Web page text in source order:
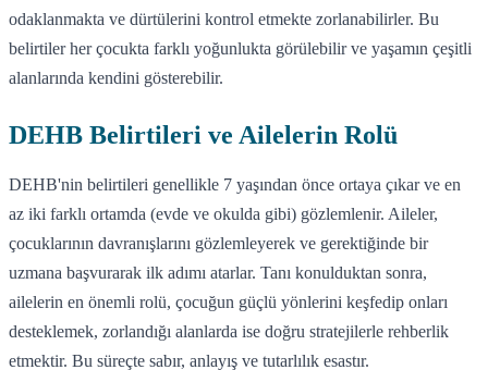
odaklanmakta ve dürtülerini kontrol etmekte zorlanabilirler. Bu
belirtiler her çocukta farklı yoğunlukta görülebilir ve yaşamın çeşitli
alanlarında kendini gösterebilir.
DEHB Belirtileri ve Ailelerin Rolü
DEHB'nin belirtileri genellikle 7 yaşından önce ortaya çıkar ve en
az iki farklı ortamda (evde ve okulda gibi) gözlemlenir. Aileler,
çocuklarının davranışlarını gözlemleyerek ve gerektiğinde bir
uzmana başvurarak ilk adımı atarlar. Tanı konulduktan sonra,
ailelerin en önemli rolü, çocuğun güçlü yönlerini keşfedip onları
desteklemek, zorlandığı alanlarda ise doğru stratejilerle rehberlik
etmektir. Bu süreçte sabır, anlayış ve tutarlılık esastır.